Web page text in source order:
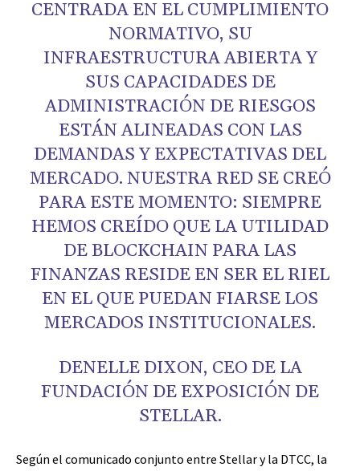
CENTRADA EN EL CUMPLIMIENTO
NORMATIVO, SU
INFRAESTRUCTURA ABIERTA Y
SUS CAPACIDADES DE
ADMINISTRACIÓN DE RIESGOS
ESTÁN ALINEADAS CON LAS
DEMANDAS Y EXPECTATIVAS DEL
MERCADO. NUESTRA RED SE CREÓ
PARA ESTE MOMENTO: SIEMPRE
HEMOS CREÍDO QUE LA UTILIDAD
DE BLOCKCHAIN PARA LAS
FINANZAS RESIDE EN SER EL RIEL
EN EL QUE PUEDAN FIARSE LOS
MERCADOS INSTITUCIONALES.
DENELLE DIXON, CEO DE LA
FUNDACIÓN DE EXPOSICIÓN DE
STELLAR.
Según el comunicado conjunto entre Stellar y la DTCC, la